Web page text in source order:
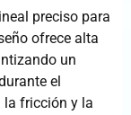
preciso para
ofrece alta
un
el
fricción y la